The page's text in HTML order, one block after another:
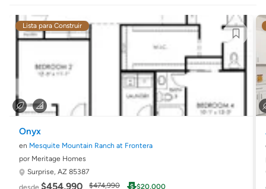
Lista para Construir
Onyx
en Mesquite Mountain Ranch at Frontera
por Meritage Homes
Surprise, AZ 85387
desde $454,990 $474,990 $20,000